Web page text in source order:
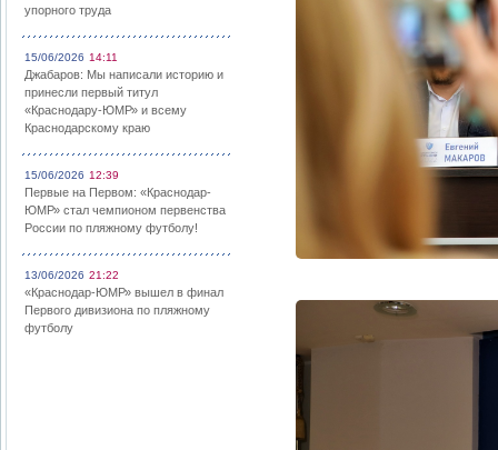
упорного труда
15/06/2026 14:11
Джабаров: Мы написали историю и
принесли первый титул
«Краснодару-ЮМР» и всему
Краснодарскому краю
15/06/2026 12:39
Первые на Первом: «Краснодар-
ЮМР» стал чемпионом первенства
России по пляжному футболу!
13/06/2026 21:22
«Краснодар-ЮМР» вышел в финал
Первого дивизиона по пляжному
футболу